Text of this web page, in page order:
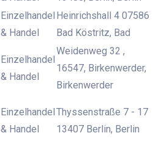
Einzelhandel
& Handel
Heinrichshall 4 07586
Bad Köstritz, Bad
Einzelhandel
& Handel
Weidenweg 32 ,
16547, Birkenwerder,
Birkenwerder
Einzelhandel
& Handel
Thyssenstraße 7 - 17
13407 Berlin, Berlin